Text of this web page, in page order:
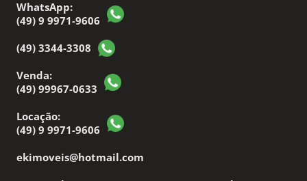
WhatsApp:
(49) 9 9971-9606
(49) 3344-3308
Venda:
(49) 99967-0633
Locação:
(49) 9 9971-9606
ekimoveis@hotmail.com